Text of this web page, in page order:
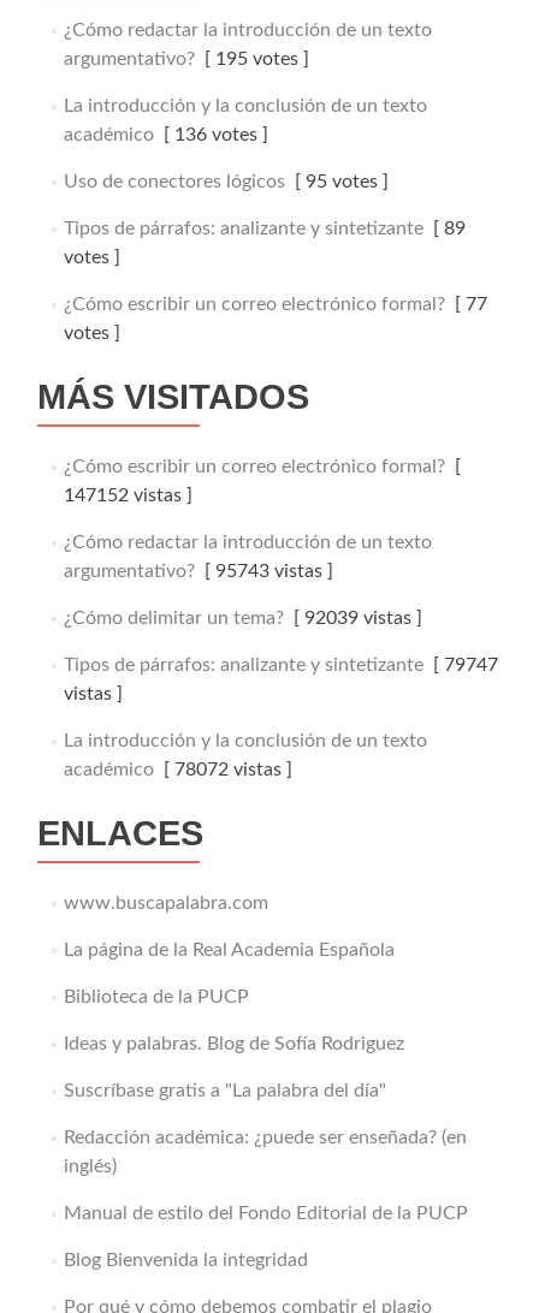
¿Cómo redactar la introducción de un texto
argumentativo?[ 195 votes ]
La introducción y la conclusión de un texto
académico[ 136 votes ]
Uso de conectores lógicos[ 95 votes ]
Tipos de párrafos: analizante y sintetizante[ 89
votes ]
¿Cómo escribir un correo electrónico formal?[ 77
votes ]
MÁS VISITADOS
¿Cómo escribir un correo electrónico formal?[
147152 vistas ]
¿Cómo redactar la introducción de un texto
argumentativo?[ 95743 vistas ]
¿Cómo delimitar un tema?[ 92039 vistas ]
Tipos de párrafos: analizante y sintetizante[ 79747
vistas ]
La introducción y la conclusión de un texto
académico[ 78072 vistas ]
ENLACES
www.buscapalabra.com
La página de la Real Academia Española
Biblioteca de la PUCP
Ideas y palabras. Blog de Sofía Rodriguez
Suscríbase gratis a "La palabra del día"
Redacción académica: ¿puede ser enseñada? (en
inglés)
Manual de estilo del Fondo Editorial de la PUCP
Blog Bienvenida la integridad
Por qué y cómo debemos combatir el plagio